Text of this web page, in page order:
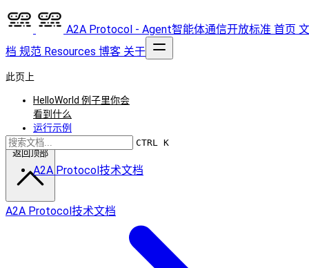
A2A Protocol - Agent智能体通信开放标准 首页 文
档 规范 Resources 博客 关于
CTRL K
A2A Protocol技术文档
此页上
HelloWorld 例子里你会
看到什么
运行示例
返回顶部
A2A Protocol技术文档